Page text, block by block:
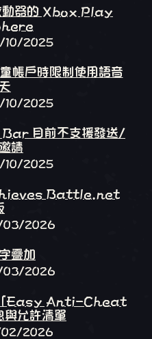
器的 Xbox Play
10/2025
戶時限制使用語音
10/2025
目前不支援發送/
請
10/2025
Battle.net
03/2026
疊加
03/2026
Easy Anti-Cheat
與允許清單
02/2026